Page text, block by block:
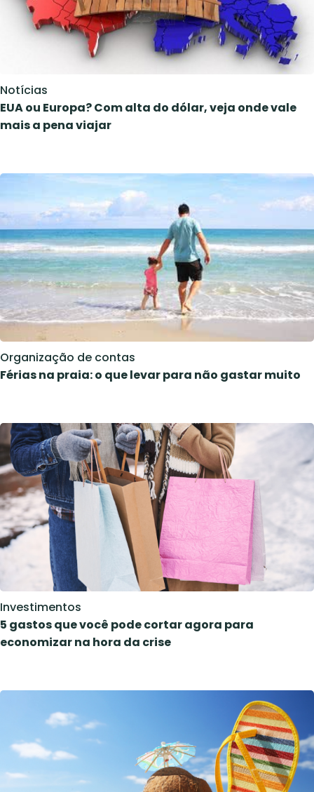
Notícias
EUA ou Europa? Com alta do dólar, veja onde vale
mais a pena viajar
Organização de contas
Férias na praia: o que levar para não gastar muito
Investimentos
5 gastos que você pode cortar agora para
economizar na hora da crise